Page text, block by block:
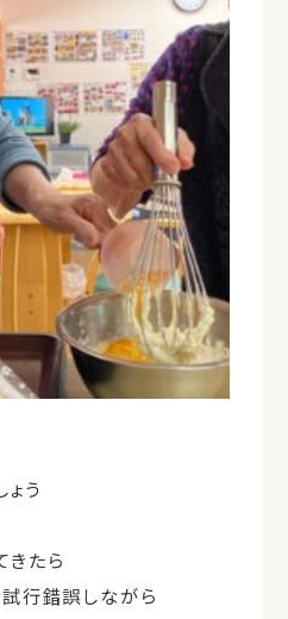
う
きたら
試行錯誤しながら